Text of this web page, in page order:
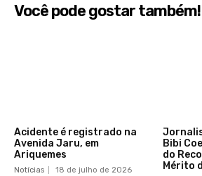
Você pode gostar também!
Acidente é registrado na
Avenida Jaru, em
Ariquemes
Notícias 18 de julho de 2026
Bibi
do
Mérito